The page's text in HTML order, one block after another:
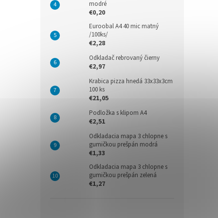
modré
€0,20
Euroobal A4 40 mic matný
/100ks/
€2,28
Odkladač rebrovaný čierny
€2,97
Krabica pizza hnedá 33x33x3cm
100 ks
€21,05
Podložka s klipom A4
€2,51
Odkladacia mapa 3 chlopne s
gumičkou prešpán modrá
€1,33
Odkladacia mapa 3 chlopne s
gumičkou prešpán zelená
€1,27